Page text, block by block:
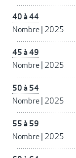
40 à 44
Nombre 2025
45 à 49
Nombre 2025
50 à 54
Nombre 2025
55 à 59
Nombre 2025